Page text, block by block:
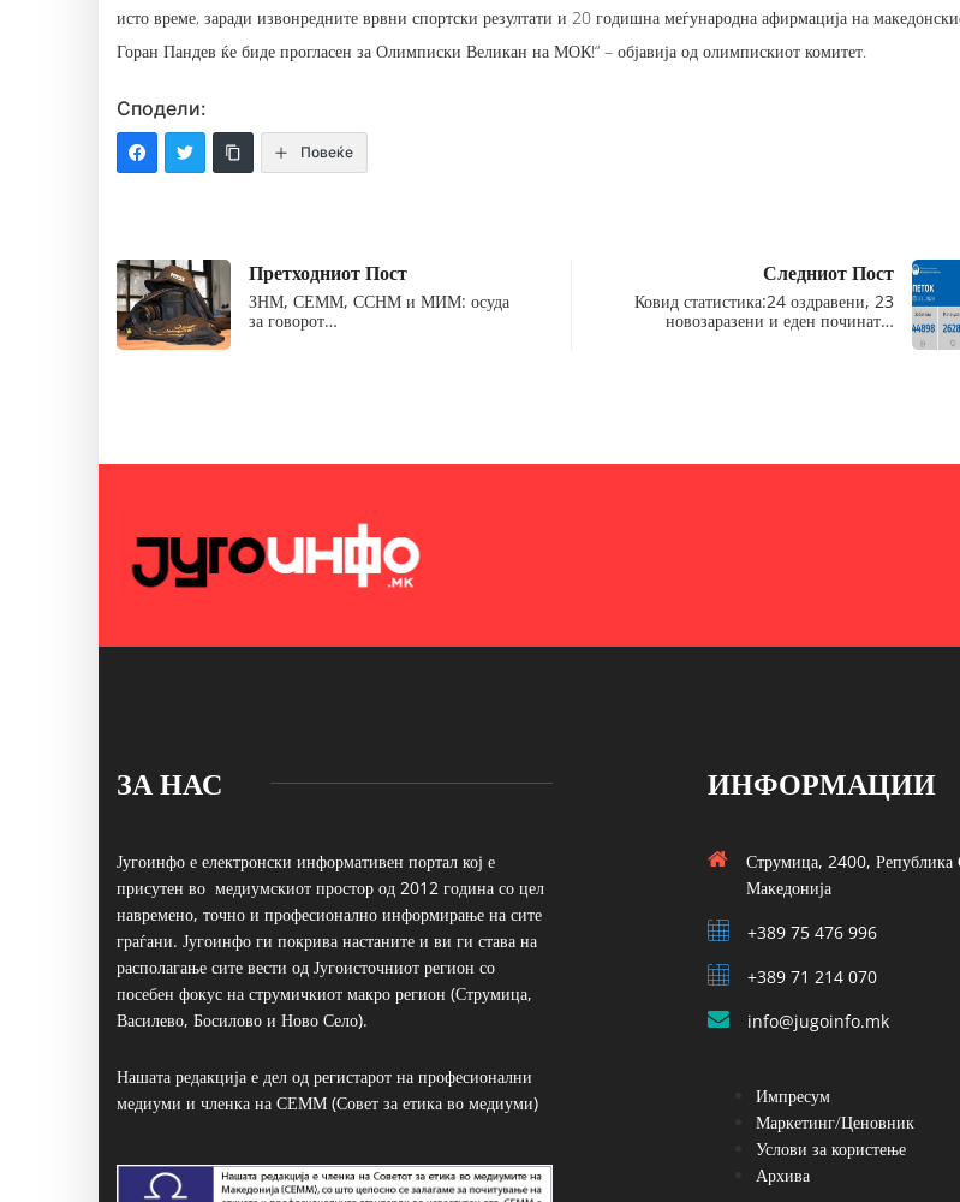
исто време, заради извонредните врвни спортски резултати и 20 годишна меѓународна афирмација на
Горан Пандев ќе биде прогласен за Олимписки Великан на МОК!“ – објавија од олимпискиот комитет.
Сподели:
Повеќе
Претходниот Пост
ЗНМ, СЕММ, ССНМ и МИМ: осуда
за говорот…
Следниот Пост
Ковид статистика:24 оздравени, 23
новозаразени и еден починат…
ЗА НАС
Југоинфо е електронски информативен портал кој е
присутен во медиумскиот простор од 2012 година со цел
навремено, точно и професионално информирање на сите
граѓани. Југоинфо ги покрива настаните и ви ги става на
располагање сите вести од Југоисточниот регион со
посебен фокус на струмичкиот макро регион (Струмица,
Василево, Босилово и Ново Село).
Нашата редакција е дел од регистарот на професионални
медиуми и членка на СЕММ (Совет за етика во медиуми)
ИНФОРМАЦИИ
Струмица, 2400, Република
Македонија
+389 75 476 996
+389 71 214 070
info@jugoinfo.mk
Импресум
Маркетинг/Ценовник
Услови за користење
Архива